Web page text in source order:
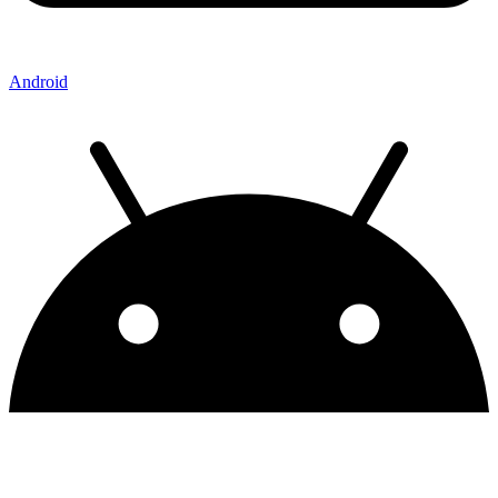
Android